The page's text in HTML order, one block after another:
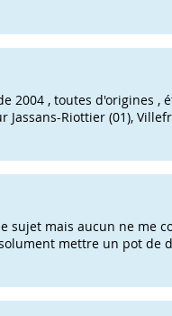
2004 , toutes d'origines
Jassans-Riottier (01),
sujet mais aucun ne me
mettre un pot de